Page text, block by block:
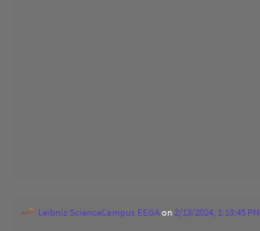
Leibniz ScienceCampus EEGAon2/13/2024, 1:13:45 PM